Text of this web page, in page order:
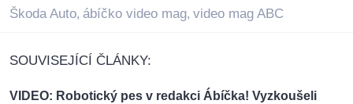
Škoda Auto, ábíčko video mag, video mag ABC
SOUVISEJÍCÍ ČLÁNKY:
VIDEO: Robotický pes v redakci Ábíčka! Vyzkoušeli